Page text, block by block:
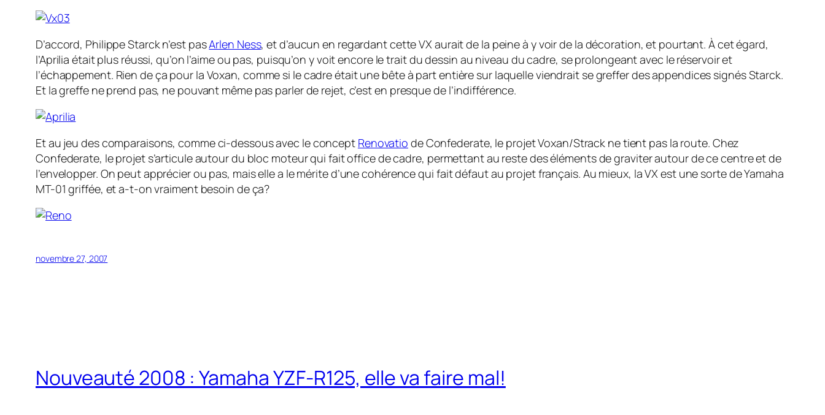
D’accord, Philippe Starck n’est pasArlen Ness, et d’aucun en regardant cette VX aurait de la peine à y voir de la décoration, et pourtant. À cet égard,
l’Aprilia était plus réussi, qu’on l’aime ou pas, puisqu’on y voit encore le trait du dessin au niveau du cadre, se prolongeant avec le réservoir et
l’échappement. Rien de ça pour la Voxan, comme si le cadre était une bête à part entière sur laquelle viendrait se greffer des appendices signés Starck.
Et la greffe ne prend pas, ne pouvant même pas parler de rejet, c’est en presque de l’indifférence.
Et au jeu des comparaisons, comme ci-dessous avec le concept Renovatio de Confederate, le projet Voxan/Strack ne tient pas la route. Chez
Confederate, le projet s’articule autour du bloc moteur qui fait office de cadre, permettant au reste des éléments de graviter autour de ce centre et de
l’envelopper. On peut apprécier ou pas, mais elle a le mérite d’une cohérence qui fait défaut au projet français. Au mieux, la VX est une sorte de Yamaha
MT-01 griffée, et a-t-on vraiment besoin de ça?
novembre 27, 2007
Nouveauté 2008 : Yamaha YZF-R125, elle va faire mal!